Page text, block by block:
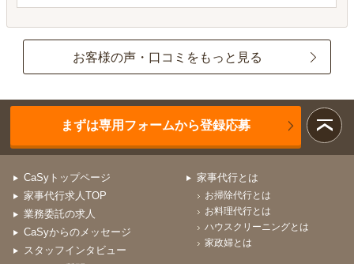
お客様の声・口コミをもっと見る
まずは専用フォームから登録応募
CaSyトップページ
家事代行求人TOP
業務委託の求人
CaSyからのメッセージ
スタッフインタビュー
家事代行とは
お掃除代行とは
お料理代行とは
ハウスクリーニングとは
家政婦とは